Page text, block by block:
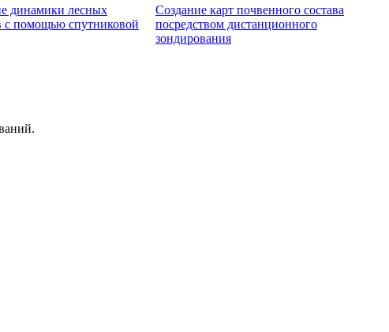
динамики лесных
с помощью спутниковой
Создание карт почвенного состава
посредством дистанционного
зондирования